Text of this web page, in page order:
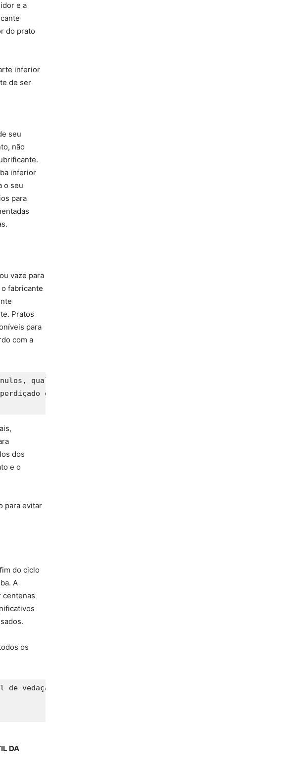
e a
do prato
inferior
de ser
seu
não
inferior
o seu
para
vaze para
fabricante
Pratos
para
com a
qualquer excesso de lubrificante
e não pode ser reciclado.
dos
e o
para evitar
do ciclo
A
centenas
os
de vedação do prato para evitar a
DA